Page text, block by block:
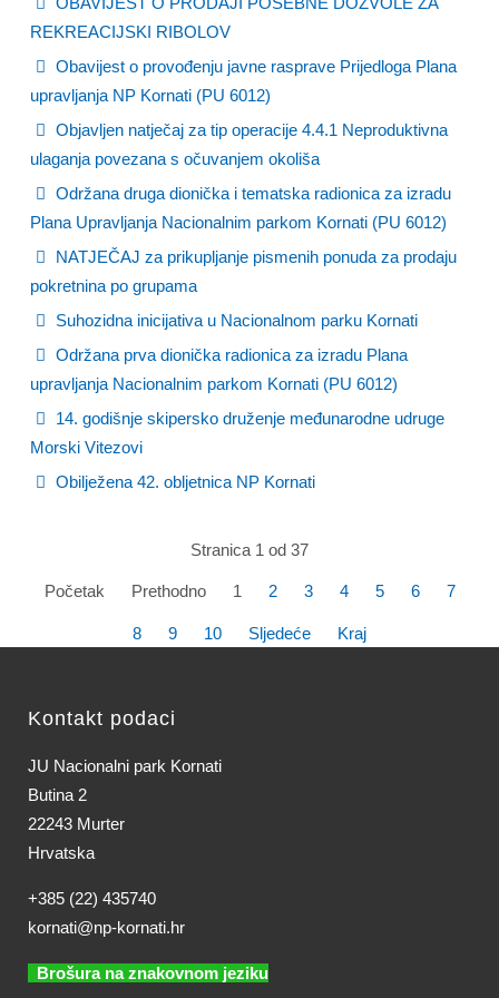
REKREACIJSKI RIBOLOV
Obavijest o provođenju javne rasprave Prijedloga Plana
upravljanja NP Kornati (PU 6012)
Objavljen natječaj za tip operacije 4.4.1 Neproduktivna
ulaganja povezana s očuvanjem okoliša
Održana druga dionička i tematska radionica za izradu
Plana Upravljanja Nacionalnim parkom Kornati (PU 6012)
NATJEČAJ za prikupljanje pismenih ponuda za prodaju
pokretnina po grupama
Suhozidna inicijativa u Nacionalnom parku Kornati
Održana prva dionička radionica za izradu Plana
upravljanja Nacionalnim parkom Kornati (PU 6012)
14. godišnje skipersko druženje međunarodne udruge
Morski Vitezovi
Obilježena 42. obljetnica NP Kornati
Stranica 1 od 37
Početak Prethodno 1 2 3 4 5 6 7
8 9 10 Sljedeće Kraj
Kontakt podaci
JU Nacionalni park Kornati
Butina 2
22243 Murter
Hrvatska
+385 (22) 435740
kornati@np-kornati.hr
Brošura na znakovnom jeziku